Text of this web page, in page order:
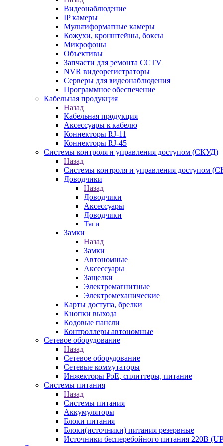
Видеонаблюдение
IP камеры
Мультиформатные камеры
Кожухи, кронштейны, боксы
Микрофоны
Объективы
Запчасти для ремонта CCTV
NVR видеорегистраторы
Серверы для видеонаблюдения
Программное обеспечение
Кабельная продукция
Назад
Кабельная продукция
Аксессуары к кабелю
Коннекторы RJ-11
Коннекторы RJ-45
Системы контроля и управления доступом (СКУД)
Назад
Системы контроля и управления доступом
Доводчики
Назад
Доводчики
Аксессуары
Доводчики
Тяги
Замки
Назад
Замки
Автономные
Аксессуары
Защелки
Электромагнитные
Электромеханические
Карты доступа, брелки
Кнопки выхода
Кодовые панели
Контроллеры автономные
Сетевое оборудование
Назад
Сетевое оборудование
Сетевые коммутаторы
Инжекторы РоЕ, сплиттеры, питание
Системы питания
Назад
Системы питания
Аккумуляторы
Блоки питания
Блоки(источники) питания резервные
Источники бесперебойного питания 220В